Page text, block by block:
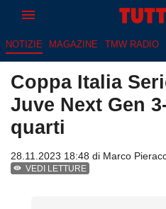
NOTIZIE MAGAZINE TMW RADIO
Coppa Italia
Juve Next Gen
quarti
28.11.2023 18:48 di Marco
VEDI LETTURE